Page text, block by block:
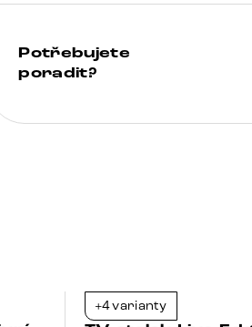
Potřebujete
poradit?
+4 varianty